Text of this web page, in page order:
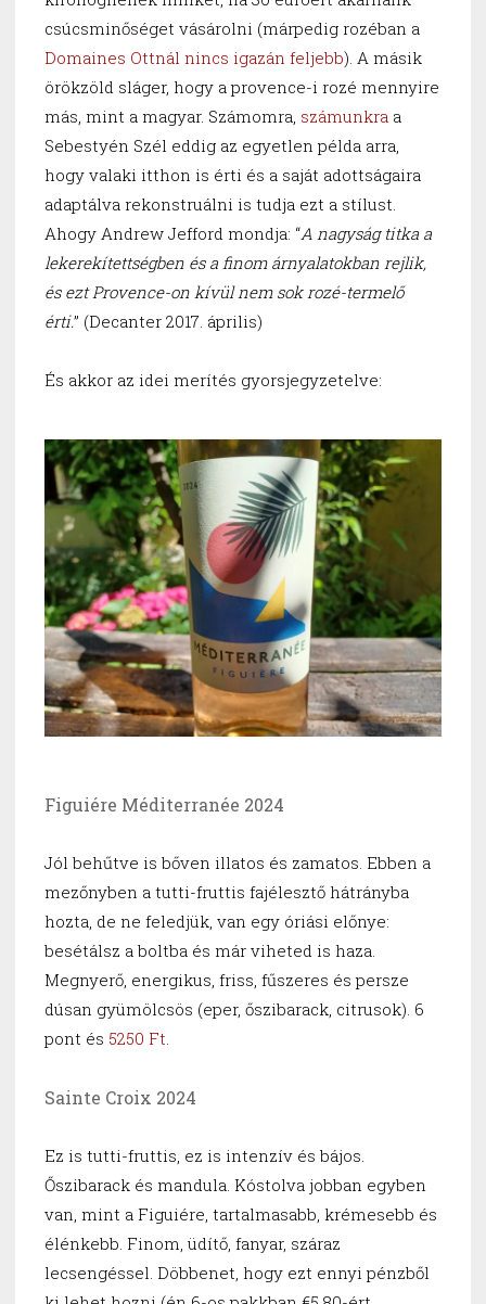
csúcsminőséget vásárolni (márpedig rozéban a
Domaines Ottnál nincs igazán feljebb). A másik
örökzöld sláger, hogy a provence-i rozé mennyire
más, mint a magyar. Számomra, számunkra a
Sebestyén Szél eddig az egyetlen példa arra,
hogy valaki itthon is érti és a saját adottságaira
adaptálva rekonstruálni is tudja ezt a stílust.
Ahogy Andrew Jefford mondja: “A nagyság titka a
lekerekítettségben és a finom árnyalatokban rejlik,
és ezt Provence-on kívül nem sok rozé-termelő
érti.” (Decanter 2017. április)
És akkor az idei merítés gyorsjegyzetelve:
Figuiére Méditerranée 2024
Jól behűtve is bőven illatos és zamatos. Ebben a
mezőnyben a tutti-fruttis fajélesztő hátrányba
hozta, de ne feledjük, van egy óriási előnye:
besétálsz a boltba és már viheted is haza.
Megnyerő, energikus, friss, fűszeres és persze
dúsan gyümölcsös (eper, őszibarack, citrusok). 6
pont és 5250 Ft.
Sainte Croix 2024
Ez is tutti-fruttis, ez is intenzív és bájos.
Őszibarack és mandula. Kóstolva jobban egyben
van, mint a Figuiére, tartalmasabb, krémesebb és
élénkebb. Finom, üdítő, fanyar, száraz
lecsengéssel. Döbbenet, hogy ezt ennyi pénzből